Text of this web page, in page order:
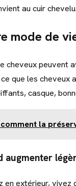
au cuir chevelu.
mode de
cheveux peuvent
que les cheveux
casque,
la
extérieur, vivez